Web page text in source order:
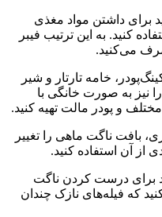
برای داشتن مواد مغذی
کنید. به این ترتیب فیبر
می‌کنید.
خامه تارتار و شیر
نیز به صورت خانگی با
و پودر مالت تهیه کنید.
بافت ناگت ماهی را تغییر
از آن استفاده کنید.
برای درست کردن ناگت
که فیله‌های نازک چندان